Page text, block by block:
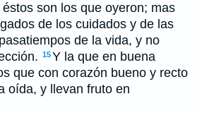
son los que oyeron; mas
de los cuidados y de las
de la vida, y no
15Y la que en buena
que con corazón bueno y recto
oída, y llevan fruto en